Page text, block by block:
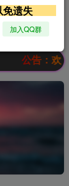
字广告位招租
字广告位招租
公告：欢迎访
遗失
加入QQ群